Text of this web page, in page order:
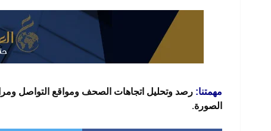
مهمتنا: رصد وتحليل اتجاهات الصحف ومواقع التواصل
الصورة.